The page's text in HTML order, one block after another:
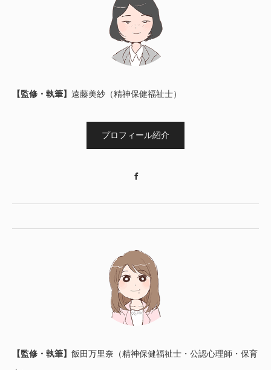
【監修・執筆】 遠藤美紗（精神保健福祉士）
プロフィール紹介
【監修・執筆】 飯田万里奈（精神保健福祉士・公認心理師・保育